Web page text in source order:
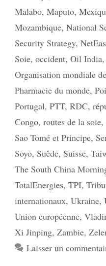
Malabo, Maputo,
Mozambique, National
Security Strategy,
Soie, occident, Oil India,
Organisation mondiale
Pharmacie du monde,
Portugal, PTT, RDC,
Congo, routes de la soie,
Sao Tomé et Principe,
Soyo, Suède, Suisse,
The South China
TotalEnergies, TPI,
internationaux, Ukraine,
Union européenne,
Xi Jinping, Zambie,
Laisser un